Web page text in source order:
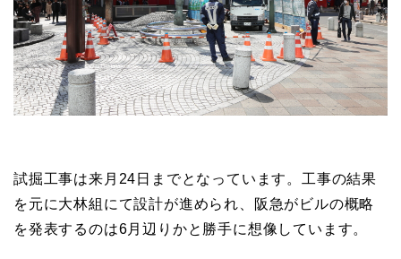
試掘工事は来月24日までとなっています。工事の結果
を元に大林組にて設計が進められ、阪急がビルの概略
を発表するのは6月辺りかと勝手に想像しています。